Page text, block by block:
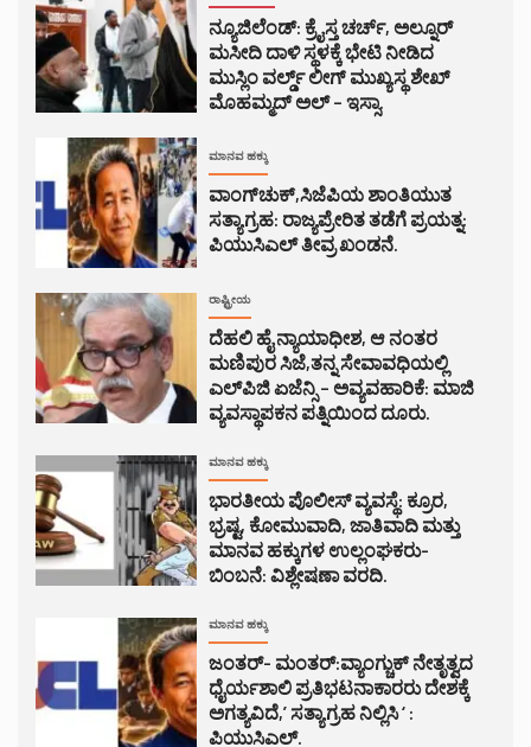
ನ್ಯೂಜಿಲೆಂಡ್: ಕ್ರೈಸ್ತ ಚರ್ಚ್, ಅಲ್ನೂರ್
ಮಸೀದಿ ದಾಳಿ ಸ್ಥಳಕ್ಕೆ ಭೇಟಿ ನೀಡಿದ
ಮುಸ್ಲಿಂ ವರ್ಲ್ಡ್ ಲೀಗ್ ಮುಖ್ಯಸ್ಥ ಶೇಖ್
ಮೊಹಮ್ಮದ್ ಅಲ್ – ಇಸ್ಸಾ.
ಮಾನವ ಹಕ್ಕು
ವಾಂಗ್‌ಚುಕ್,ಸಿಜೆಪಿಯ ಶಾಂತಿಯುತ
ಸತ್ಯಾಗ್ರಹ: ರಾಜ್ಯಪ್ರೇರಿತ ತಡೆಗೆ ಪ್ರಯತ್ನ:
ಪಿಯುಸಿಎಲ್ ತೀವ್ರ ಖಂಡನೆ.
ರಾಷ್ಟ್ರೀಯ
ದೆಹಲಿ ಹೈ ನ್ಯಾಯಾಧೀಶ, ಆ ನಂತರ
ಮಣಿಪುರ ಸಿಜೆ,ತನ್ನ ಸೇವಾವಧಿಯಲ್ಲಿ
ಎಲ್‌ಪಿಜಿ ಏಜೆನ್ಸಿ – ಅವ್ಯವಹಾರಿಕೆ: ಮಾಜಿ
ವ್ಯವಸ್ಥಾಪಕನ ಪತ್ನಿಯಿಂದ ದೂರು.
ಮಾನವ ಹಕ್ಕು
ಭಾರತೀಯ ಪೊಲೀಸ್ ವ್ಯವಸ್ಥೆ: ಕ್ರೂರ,
ಭ್ರಷ್ಟ, ಕೋಮುವಾದಿ, ಜಾತಿವಾದಿ ಮತ್ತು
ಮಾನವ ಹಕ್ಕುಗಳ ಉಲ್ಲಂಘಕರು-
ಬಿಂಬನೆ: ವಿಶ್ಲೇಷಣಾ ವರದಿ.
ಮಾನವ ಹಕ್ಕು
ಜಂತರ್- ಮಂತರ್:ವ್ಯಾಂಗ್ಚುಕ್ ನೇತೃತ್ವದ
ಧೈರ್ಯಶಾಲಿ ಪ್ರತಿಭಟನಾಕಾರರು ದೇಶಕ್ಕೆ
ಅಗತ್ಯವಿದೆ,’ ಸತ್ಯಾಗ್ರಹ ನಿಲ್ಲಿಸಿ ‘ :
ಪಿಯುಸಿಎಲ್.